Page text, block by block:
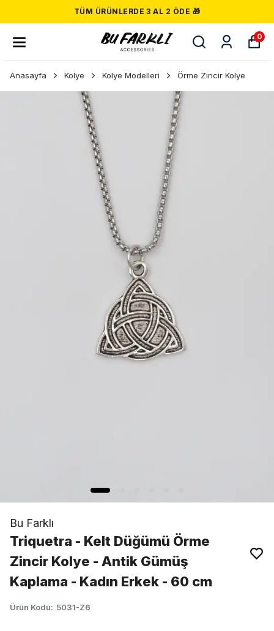
TÜM ÜRÜNLERDE 3 AL 2 ÖDE 🎁
0
Anasayfa Kolye Kolye Modelleri Örme Zincir Kolye
Bu Farklı
Triquetra - Kelt Düğümü Örme
Zincir Kolye - Antik Gümüş
Kaplama - Kadın Erkek - 60 cm
Ürün Kodu: 5031-Z6